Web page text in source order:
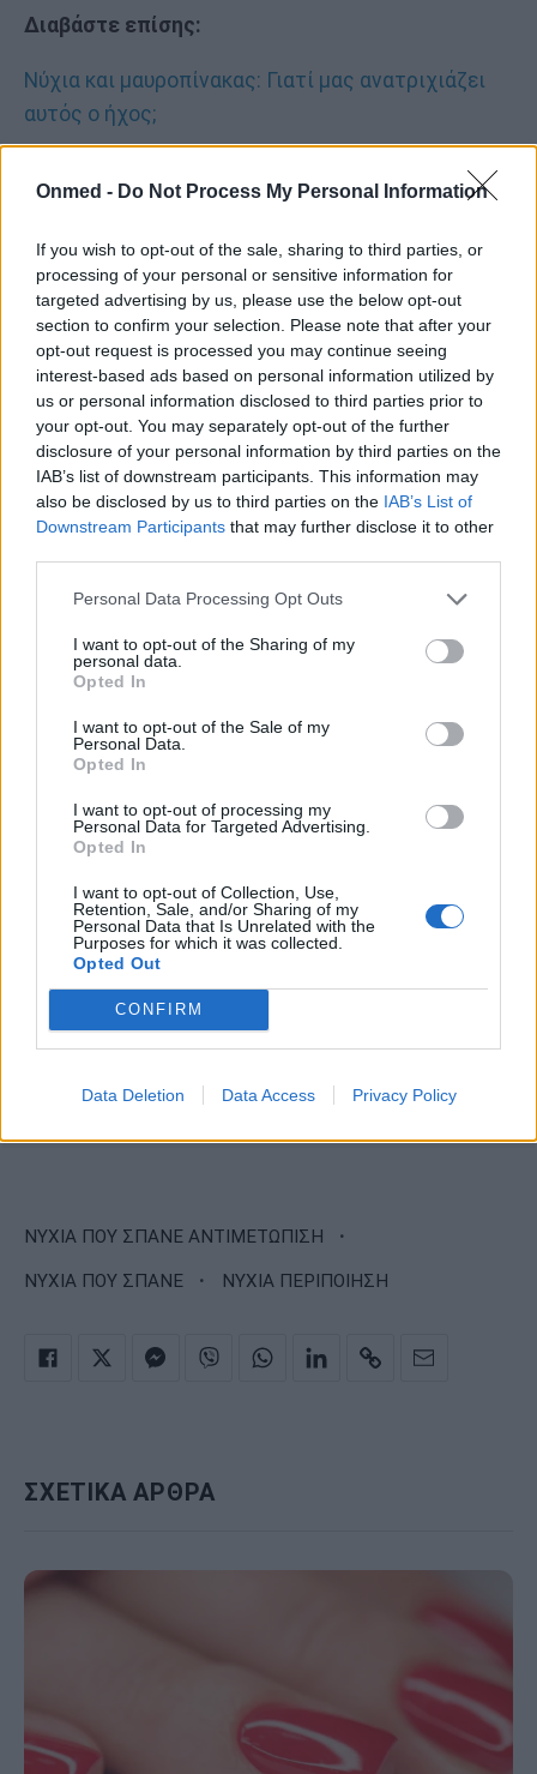
Onmed - Do Not Process My Personal Information
If you wish to opt-out of the sale, sharing to third parties, or
processing of your personal or sensitive information for
targeted advertising by us, please use the below opt-out
section to confirm your selection. Please note that after your
opt-out request is processed you may continue seeing
interest-based ads based on personal information utilized by
us or personal information disclosed to third parties prior to
your opt-out. You may separately opt-out of the further
disclosure of your personal information by third parties on the
IAB’s list of downstream participants. This information may
also be disclosed by us to third parties on the IAB’s List of
Downstream Participants that may further disclose it to other
Personal Data Processing Opt Outs
I want to opt-out of the Sharing of my
personal data.
Opted In
I want to opt-out of the Sale of my
Personal Data.
Opted In
I want to opt-out of processing my
Personal Data for Targeted Advertising.
Opted In
I want to opt-out of Collection, Use,
Retention, Sale, and/or Sharing of my
Personal Data that Is Unrelated with the
Purposes for which it was collected.
Opted Out
CONFIRM
Data Deletion Data Access Privacy Policy
Διαβάστε επίσης:
Νύχια και μαυροπίνακας: Γιατί μας ανατριχιάζει
αυτός ο ήχος;
Πώς θα περιορίσετε τους μεγάλους πόρους στην
Γιατί δεν πρέπει να κόβετε τα πετσάκια από τα
νύχια
Ψωρίαση: Μάθετε τα πάντα μέσα από εικόνες
ΝΥΧΙΑ ΠΟΥ ΣΠΑΝΕ ΑΝΤΙΜΕΤΩΠΙΣΗ ·
ΝΥΧΙΑ ΠΟΥ ΣΠΑΝΕ · ΝΥΧΙΑ ΠΕΡΙΠΟΙΗΣΗ
ΣΧΕΤΙΚΑ ΑΡΘΡΑ